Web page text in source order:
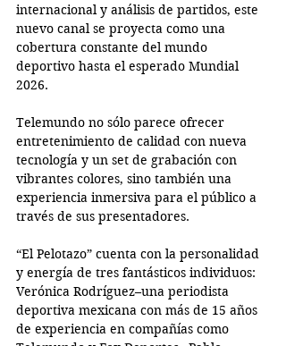
internacional y análisis de partidos, este
nuevo canal se proyecta como una
cobertura constante del mundo
deportivo hasta el esperado Mundial
2026.
Telemundo no sólo parece ofrecer
entretenimiento de calidad con nueva
tecnología y un set de grabación con
vibrantes colores, sino también una
experiencia inmersiva para el público a
través de sus presentadores.
“El Pelotazo” cuenta con la personalidad
y energía de tres fantásticos individuos:
Verónica Rodríguez–una periodista
deportiva mexicana con más de 15 años
de experiencia en compañías como